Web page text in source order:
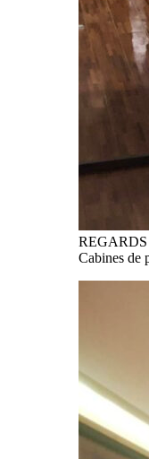
Cabines de